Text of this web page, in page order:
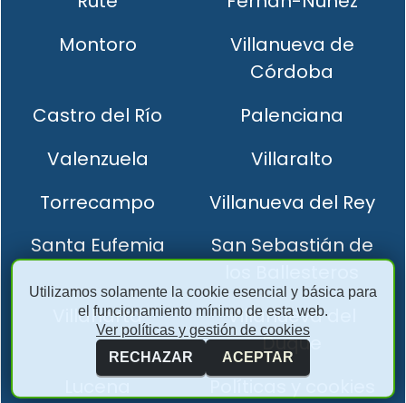
Montoro
Villanueva de
Córdoba
Castro del Río
Palenciana
Valenzuela
Villaralto
Torrecampo
Villanueva del Rey
Santa Eufemia
San Sebastián de
Villaharta
Villanueva del
Duque
Utilizamos solamente la cookie esencial y básica para
el funcionamiento mínimo de esta web.
Ver políticas y gestión de cookies
RECHAZAR
ACEPTAR